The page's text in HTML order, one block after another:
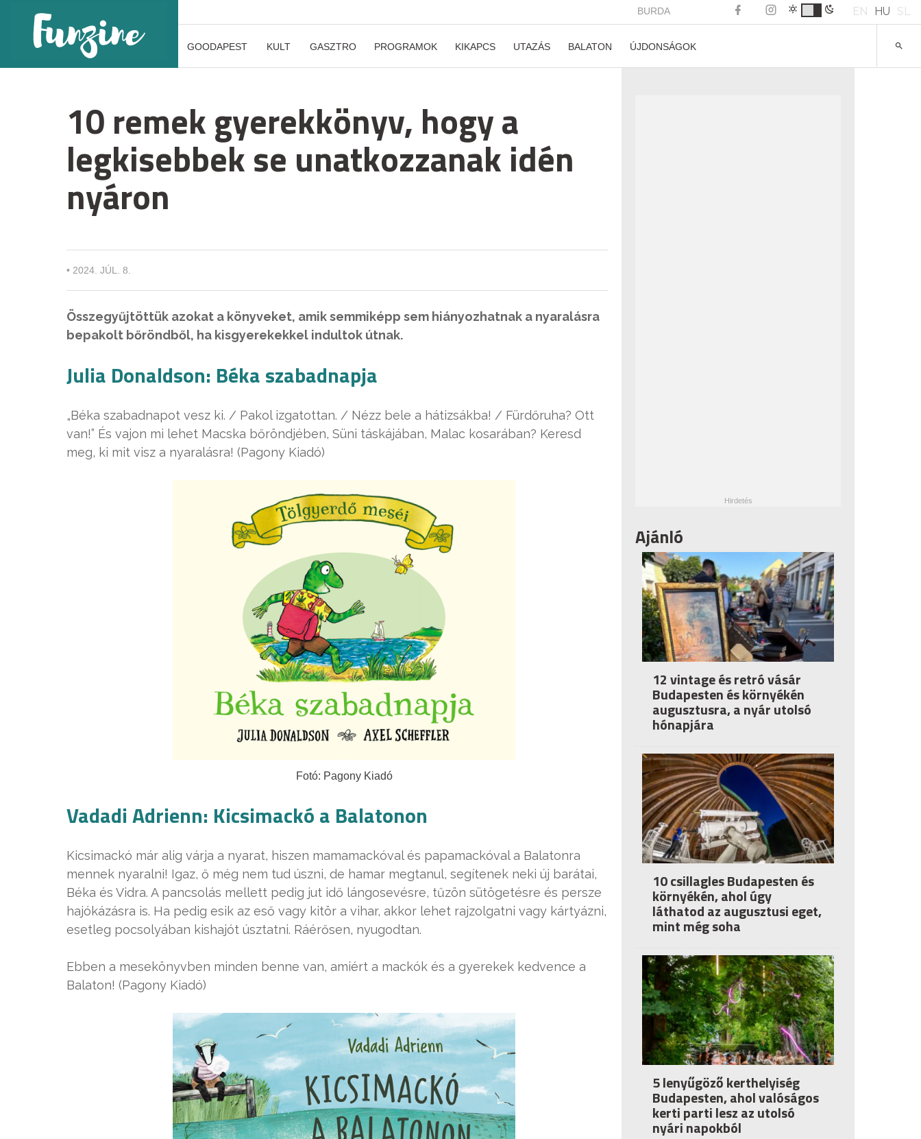
BURDA EN HU SL
GOODAPEST KULT GASZTRO PROGRAMOK KIKAPCS UTAZÁS BALATON ÚJDONSÁGOK
10 remek gyerekkönyv, hogy a
legkisebbek se unatkozzanak idén
nyáron
• 2024. JÚL. 8.
Összegyűjtöttük azokat a könyveket, amik semmiképp sem hiányozhatnak a nyaralásra
bepakolt bőröndből, ha kisgyerekekkel indultok útnak.
Julia Donaldson: Béka szabadnapja
„Béka szabadnapot vesz ki. / Pakol izgatottan. / Nézz bele a hátizsákba! / Fürdőruha? Ott
van!” És vajon mi lehet Macska bőröndjében, Süni táskájában, Malac kosarában? Keresd
meg, ki mit visz a nyaralásra! (Pagony Kiadó)
Fotó: Pagony Kiadó
Vadadi Adrienn: Kicsimackó a Balatonon
Kicsimackó már alig várja a nyarat, hiszen mamamackóval és papamackóval a Balatonra
mennek nyaralni! Igaz, ő még nem tud úszni, de hamar megtanul, segítenek neki új barátai,
Béka és Vidra. A pancsolás mellett pedig jut idő lángosevésre, tűzön sütögetésre és persze
hajókázásra is. Ha pedig esik az eső vagy kitör a vihar, akkor lehet rajzolgatni vagy kártyázni,
esetleg pocsolyában kishajót úsztatni. Ráérősen, nyugodtan.
Ebben a mesekönyvben minden benne van, amiért a mackók és a gyerekek kedvence a
Balaton! (Pagony Kiadó)
Ajánló
12 vintage és retró vásár
Budapesten és környékén
augusztusra, a nyár utolsó
hónapjára
10 csillagles Budapesten és
környékén, ahol úgy
láthatod az augusztusi eget,
mint még soha
5 lenyűgöző kerthelyiség
Budapesten, ahol valóságos
kerti parti lesz az utolsó
nyári napokból